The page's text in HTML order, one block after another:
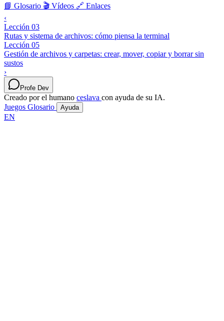
📘 Glosario 🎬 Vídeos 🔗 Enlaces
‹
Lección 03
Rutas y sistema de archivos: cómo piensa la terminal
Lección 05
Gestión de archivos y carpetas: crear, mover, copiar y borrar sin
sustos
›
Profe Dev
Creado por el humano ceslava con ayuda de su IA.
Juegos Glosario Ayuda
EN